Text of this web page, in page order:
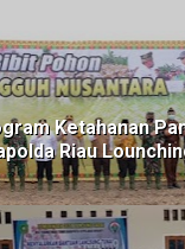
Ketahanan
Riau